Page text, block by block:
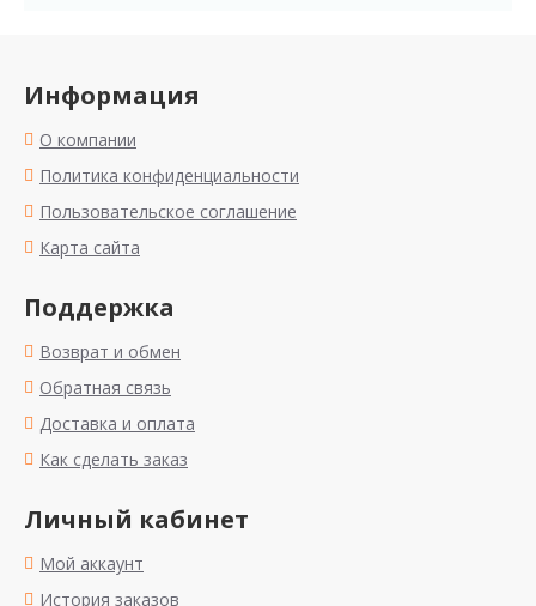
Информация
О компании
Политика конфиденциальности
Пользовательское соглашение
Карта сайта
Поддержка
Возврат и обмен
Обратная связь
Доставка и оплата
Как сделать заказ
Личный кабинет
Мой аккаунт
История заказов